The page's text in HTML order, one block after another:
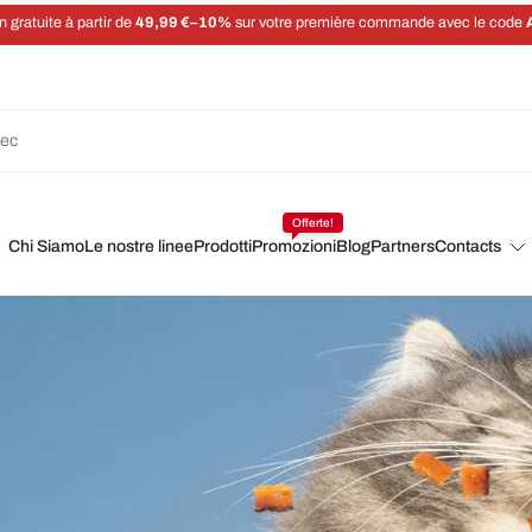
Économisez 5 % sur chaque commande avec un abonnement
Chi SiamoLe nostre lineeProdottiPromozioni
Offerte!
BlogPartnersContacts